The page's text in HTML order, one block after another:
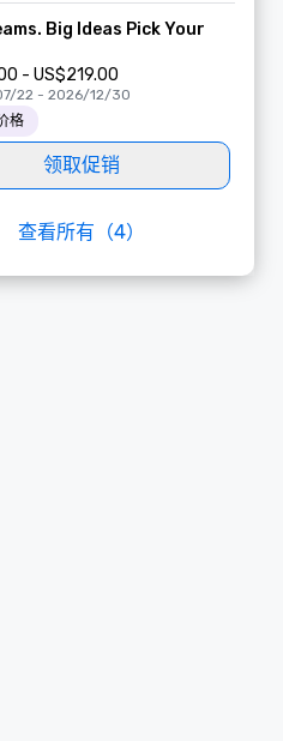
Big Ideas Pick Your
- US$219.00
22 - 2026/12/30
格
领取促销
查看所有（4）